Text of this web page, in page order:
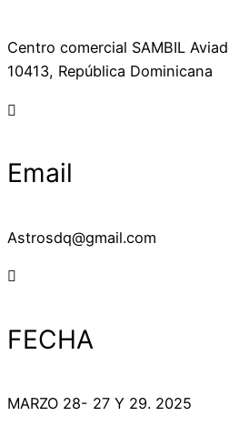
Centro comercial SAMBIL
10413, República Dominicana
Email
Astrosdq@gmail.com
FECHA
MARZO 28- 27 Y 29. 2025